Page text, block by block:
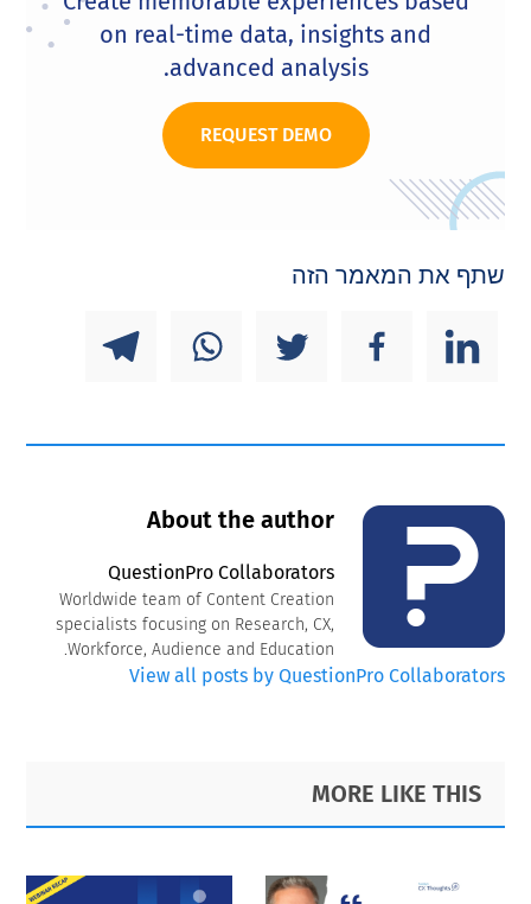
on real-time data, insights and
advanced analysis.
REQUEST DEMO
שתף את המאמר הזה
About the author
QuestionPro Collaborators
Worldwide team of Content Creation
specialists focusing on Research, CX,
Workforce, Audience and Education.
View all posts by QuestionPro Collaborators
Primary
Sidebar
Footer
MORE LIKE THIS